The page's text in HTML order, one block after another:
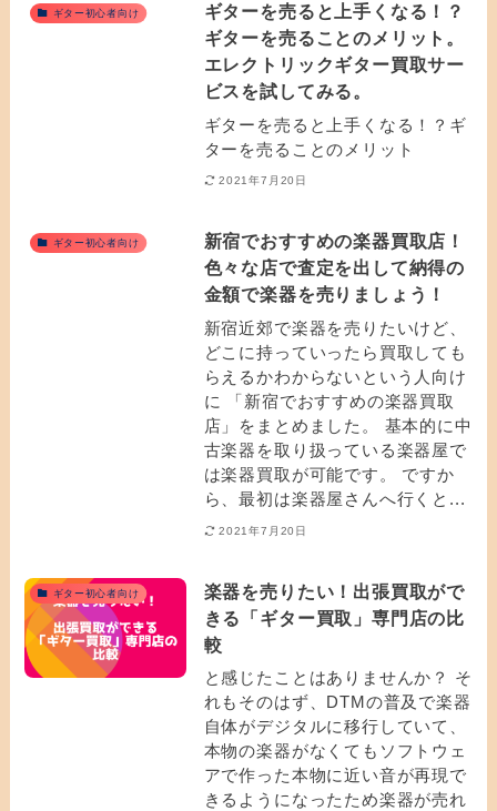
ギター初心者向け
ギターを売ると上手くなる！？
ギターを売ることのメリット。
エレクトリックギター買取サー
ビスを試してみる。
ギターを売ると上手くなる！？ギ
ターを売ることのメリット
2021年7月20日
ギター初心者向け
新宿でおすすめの楽器買取店！
色々な店で査定を出して納得の
金額で楽器を売りましょう！
新宿近郊で楽器を売りたいけど、
どこに持っていったら買取しても
らえるかわからないという人向け
に 「新宿でおすすめの楽器買取
店」をまとめました。 基本的に中
古楽器を取り扱っている楽器屋で
は楽器買取が可能です。 ですか
ら、最初は楽器屋さんへ行くと...
2021年7月20日
ギター初心者向け
楽器を売りたい！出張買取がで
きる「ギター買取」専門店の比
較
と感じたことはありませんか？ そ
れもそのはず、DTMの普及で楽器
自体がデジタルに移行していて、
本物の楽器がなくてもソフトウェ
アで作った本物に近い音が再現で
きるようになったため楽器が売れ